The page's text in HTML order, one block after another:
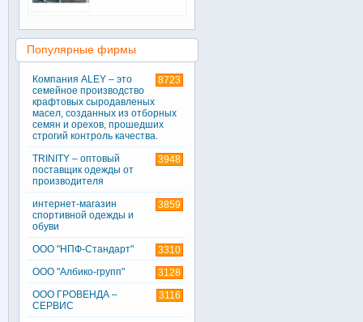
Популярные фирмы
8723
Компания ALEY – это
семейное производство
крафтовых сыродавленых
масел, созданных из отборных
семян и орехов, прошедших
строгий контроль качества.
3948
TRINITY – оптовый
поставщик одежды от
производителя
3859
интернет-магазин
спортивной одежды и
обуви
3310
ООО "НПФ-Стандарт"
3128
ООО "Албико-групп"
3116
ООО ГРОВЕНДА –
СЕРВИС